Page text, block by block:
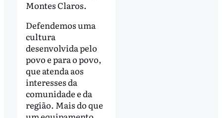
Montes Claros.
Defendemos uma
cultura
desenvolvida pelo
povo e para o povo,
que atenda aos
interesses da
comunidade e da
região. Mais do que